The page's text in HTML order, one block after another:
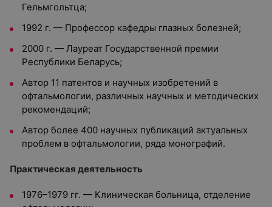
Гельмгольтца;
1992 г. — Профессор кафедры глазных болезней;
2000 г. — Лауреат Государственной премии
Республики Беларусь;
Автор 11 патентов и научных изобретений в
офтальмологии, различных научных и методических
рекомендаций;
Автор более 400 научных публикаций актуальных
проблем в офтальмологии, ряда монографий.
Практическая деятельность
1976–1979 гг. — Клиническая больница, отделение